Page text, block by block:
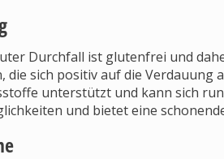
Durchfall ist glutenfrei und
sich positiv auf die Verdauung
unterstützt und kann sich
und bietet eine